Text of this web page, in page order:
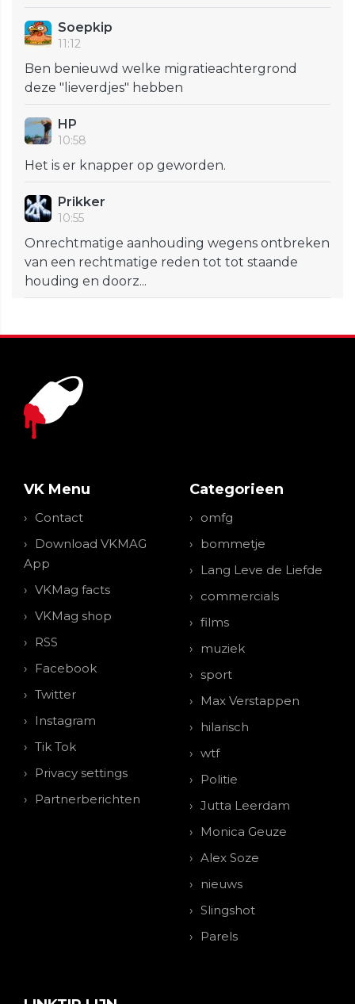
Soepkip
11:12
Ben benieuwd welke migratieachtergrond
deze "lieverdjes" hebben
HP
10:58
Het is er knapper op geworden.
Prikker
10:55
Onrechtmatige aanhouding wegens ontbreken
van een rechtmatige reden tot tot staande
houding en doorz...
VK Menu
Contact
Download VKMAG
App
VKMag facts
VKMag shop
RSS
Facebook
Twitter
Instagram
Tik Tok
Privacy settings
Partnerberichten
Categorieen
omfg
bommetje
Lang Leve de Liefde
commercials
films
muziek
sport
Max Verstappen
hilarisch
wtf
Politie
Jutta Leerdam
Monica Geuze
Alex Soze
nieuws
Slingshot
Parels